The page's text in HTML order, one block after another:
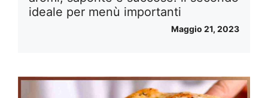
ideale per menù importanti
Maggio 21, 2023